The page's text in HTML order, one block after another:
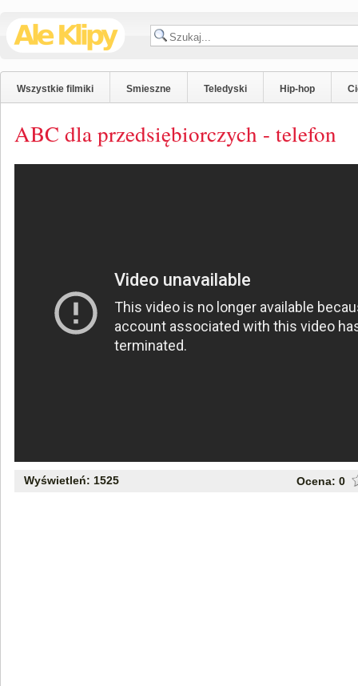
Wszystkie filmiki Smieszne Teledyski Hip-hop
ABC dla przedsiębiorczych - telefon
Wyświetleń: 1525 Ocena: 0